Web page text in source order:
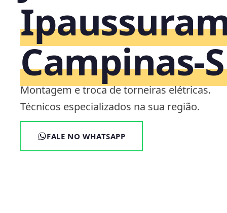
Montagem e troca de torneiras elétricas.
Técnicos especializados na sua região.
FALE NO WHATSAPP